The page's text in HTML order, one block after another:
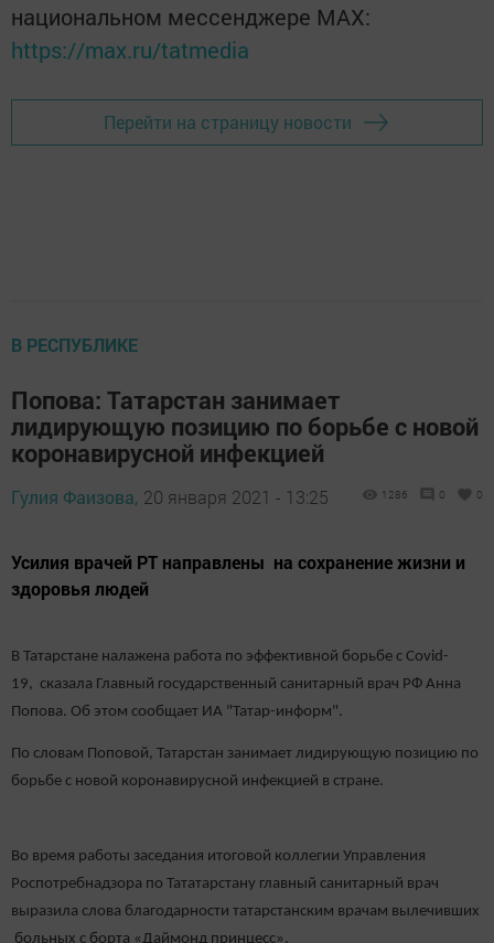
национальном мессенджере MАХ:
https://max.ru/tatmedia
Перейти на страницу новости
В РЕСПУБЛИКЕ
Попова: Татарстан занимает
лидирующую позицию по борьбе с новой
коронавирусной инфекцией
Гулия Фаизова, 20 января 2021 - 13:25 1286 0 0
Усилия врачей РТ направлены на сохранение жизни и
здоровья людей
В Татарстане налажена работа по эффективной борьбе с Covid-
19, сказала Главный государственный санитарный врач РФ Анна
Попова. Об этом сообщает ИА "Татар-информ".
По словам Поповой, Татарстан занимает лидирующую позицию по
борьбе с новой коронавирусной инфекцией в стране.
Во время работы заседания итоговой коллегии Управления
Роспотребнадзора по Тататарстану главный санитарный врач
выразила слова благодарности татарстанским врачам вылечивших
больных с борта «Даймонд принцесс».